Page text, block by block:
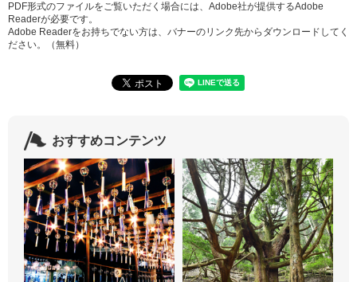
PDF形式のファイルをご覧いただく場合には、Adobe社が提供するAdobe
Readerが必要です。
Adobe Readerをお持ちでない方は、バナーのリンク先からダウンロードしてく
ださい。（無料）
おすすめコンテンツ